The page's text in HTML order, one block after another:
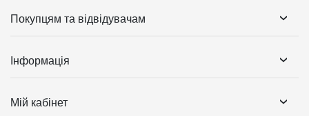
Покупцям та відвідувачам
Інформація
Мій кабінет